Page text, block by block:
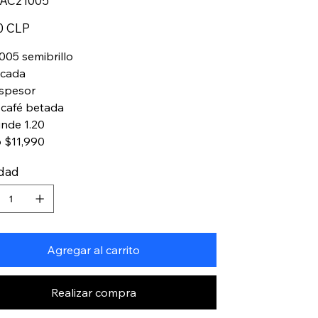
AC21005
CLP
semibrillo
betada
1.20
$11,990
Agregar al carrito
Realizar compra